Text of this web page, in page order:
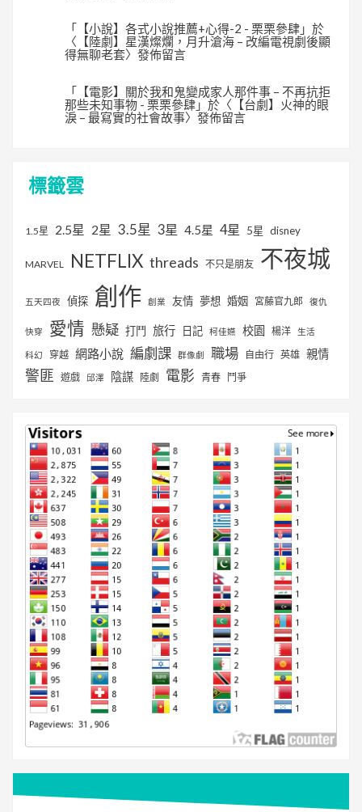
「 【小說】各式小說推薦+心得-2 - 栗栗參肆」於
〈 【陸劇】星漢燦爛，月升滄海 – 改編電視劇後顯
得無聊老套〉發佈留言
「
【電影】關於我和鬼變成家人那件事 – 不再抗拒
那些未知事物 - 栗栗參肆」於〈 【台劇】火神的眼
淚 – 最寫實的社會故事〉發佈留言
標籤雲
1.5星 2.5星 2星 3.5星 3星 4.5星 4星 5星 disney
MARVEL NETFLIX threads 不只是朋友 不夜城
五天四夜 偵探 創作 創業 友情 夢想 婚姻 宮藤官九郎 復仇
快穿 愛情 懸疑 打鬥 旅行 日記 柯佳嬿 校園 楊洋 生活
科幻 穿越 網路小說 編劇課 群像劇 職場 自由行 英雄 親情
警匪 遊戲 邱澤 陰謀 陸劇 電影 青春 鬥爭